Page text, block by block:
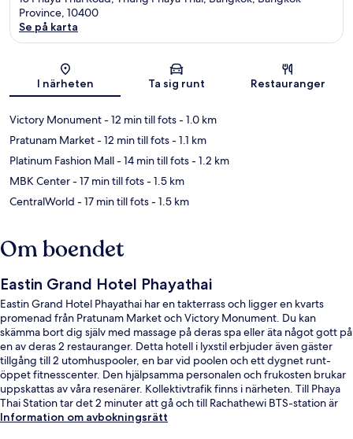
Province, 10400
Se på karta
I närheten Ta sig runt Restauranger
Victory Monument- 12 min till fots- 1.0 km
Pratunam Market- 12 min till fots- 1.1 km
Platinum Fashion Mall- 14 min till fots- 1.2 km
MBK Center- 17 min till fots- 1.5 km
CentralWorld - 17 min till fots- 1.5 km
Om boendet
Eastin Grand Hotel Phayathai
Eastin Grand Hotel Phayathai har en takterrass och ligger en kvarts
promenad från Pratunam Market och Victory Monument. Du kan
skämma bort dig själv med massage på deras spa eller äta något gott på
en av deras 2 restauranger. Detta hotell i lyxstil erbjuder även gäster
tillgång till 2 utomhuspooler, en bar vid poolen och ett dygnet runt-
öppet fitnesscenter. Den hjälpsamma personalen och frukosten brukar
uppskattas av våra resenärer. Kollektivtrafik finns i närheten. Till Phaya
Thai Station tar det 2 minuter att gå och till Rachathewi BTS-station är
det 7 minuter.
Information om avbokningsrätt